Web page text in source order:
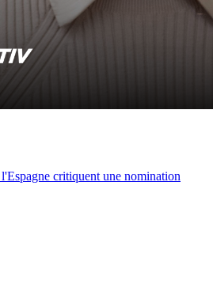
critiquent une nomination